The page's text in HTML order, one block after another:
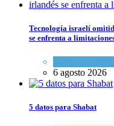
Tecnología israelí
se enfrenta a
6 agosto 2026
5 datos para Shabat